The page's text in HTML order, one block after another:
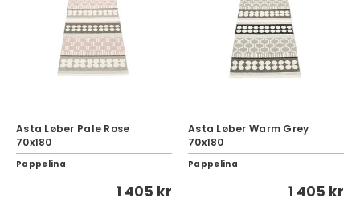
Asta Løber Pale Rose
70x180
Pappelina
1 405 kr
Asta Løber Warm Grey
70x180
Pappelina
1 405 kr